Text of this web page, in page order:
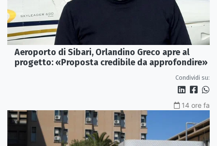
Aeroporto di Sibari, Orlandino Greco apre al
progetto: «Proposta credibile da approfondire»
Condividi su:
14 ore fa